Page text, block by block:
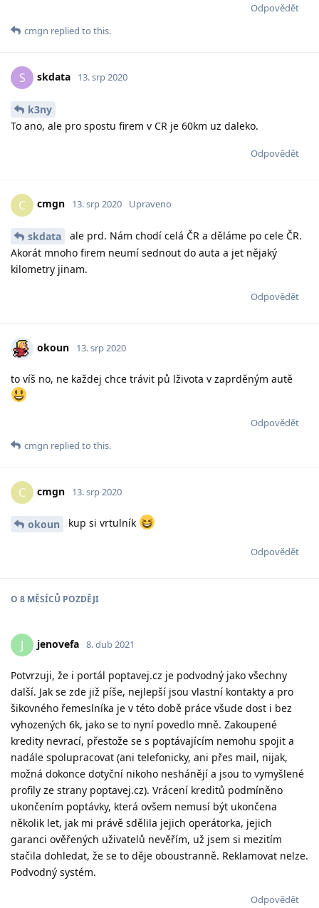
Odpovědět
cmgn replied to this.
S skdata 13. srp 2020
k3ny
To ano, ale pro spostu firem v CR je 60km uz daleko.
Odpovědět
C cmgn 13. srp 2020 Upraveno
skdata
ale prd. Nám chodí celá ČR a děláme po cele ČR.
Akorát mnoho firem neumí sednout do auta a jet nějaký
kilometry jinam.
Odpovědět
okoun 13. srp 2020
to víš no, ne každej chce trávit pů lživota v zaprděným autě
Odpovědět
cmgn replied to this.
C cmgn 13. srp 2020
okoun kup si vrtulník
Odpovědět
O 8 MĚSÍCŮ POZDĚJI
J jenovefa 8. dub 2021
Potvrzuji, že i portál poptavej.cz je podvodný jako všechny
další. Jak se zde již píše, nejlepší jsou vlastní kontakty a pro
šikovného řemeslníka je v této době práce všude dost i bez
vyhozených 6k, jako se to nyní povedlo mně. Zakoupené
kredity nevrací, přestože se s poptávajícím nemohu spojit a
nadále spolupracovat (ani telefonicky, ani přes mail, nijak,
možná dokonce dotyční nikoho neshánějí a jsou to vymyšlené
profily ze strany poptavej.cz). Vrácení kreditů podmíněno
ukončením poptávky, která ovšem nemusí být ukončena
několik let, jak mi právě sdělila jejich operátorka, jejich
garanci ověřených uživatelů nevěřím, už jsem si mezitím
stačila dohledat, že se to děje oboustranně. Reklamovat nelze.
Podvodný systém.
Odpovědět